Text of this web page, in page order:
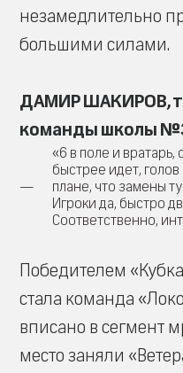
незамедлительно
большими силами.
ДАМИР ШАКИРОВ,
команды школы
«6 в поле и
быстрее идет,
плане, что замены
Игроки да, быстро
Соответственно,
Победителем
стала команда
вписано в сегмент
место заняли